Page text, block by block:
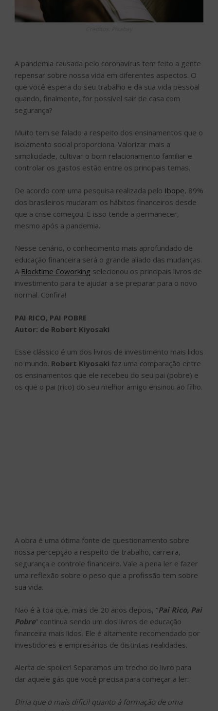
A pandemia causada pelo coronavírus tem feito a gente
repensar sobre nossa vida em diferentes aspectos. O
que você espera do seu trabalho e da sua vida pessoal
quando, finalmente, for possível sair de casa com
segurança?
Muito tem se falado a respeito dos ensinamentos que o
isolamento social proporciona. Valorizar mais a
simplicidade, cultivar o bom relacionamento familiar e
controlar os gastos estão entre os principais temas.
De acordo com uma pesquisa realizada pelo Ibope, 89%
dos brasileiros mudaram os hábitos financeiros desde
que a crise começou. E isso tende a permanecer,
mesmo após a pandemia.
Nesse cenário, o conhecimento mais aprofundado de
educação financeira será o grande aliado das mudanças.
A Blocktime Coworking selecionou os principais livros de
investimento para te ajudar a se preparar para o novo
normal. Confira!
PAI RICO, PAI POBRE
Autor: de Robert Kiyosaki
Esse clássico é um dos livros de investimento mais lidos
no mundo. Robert Kiyosaki faz uma comparação entre
os ensinamentos que ele recebeu do seu pai (pobre) e
os que o pai (rico) do seu melhor amigo ensinou ao filho.
A obra é uma ótima fonte de questionamento sobre
nossa percepção a respeito de trabalho, carreira,
segurança e controle financeiro. Vale a pena ler e fazer
uma reflexão sobre o peso que a profissão tem sobre
sua vida.
Não é à toa que, mais de 20 anos depois, “Pai Rico, Pai
Pobre” continua sendo um dos livros de educação
financeira mais lidos. Ele é altamente recomendado por
investidores e empresários de distintas realidades.
Alerta de spoiler! Separamos um trecho do livro para
dar aquele gás que você precisa para começar a ler:
Diria que o mais difícil quanto à formação de uma